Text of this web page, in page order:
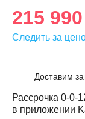
на товары
упаковки
к выбору
215
Следить за
Доставим
Рассрочка 0-0-
в приложении